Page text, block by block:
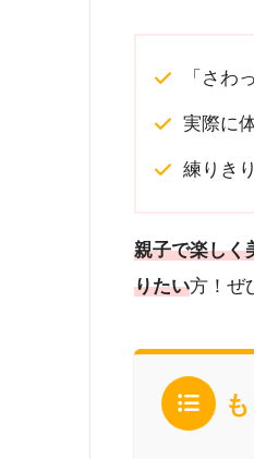
「さわ
実際に
練りき
親子で楽しく
りたい方！ぜ